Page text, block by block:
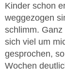
Kinder schon
weggezogen
schlimm. Ganz
sich viel um
gesprochen,
Wochen